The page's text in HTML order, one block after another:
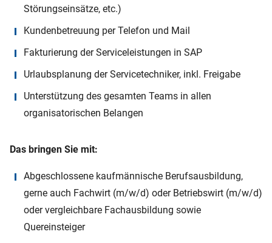
Störungseinsätze, etc.)
Kundenbetreuung per Telefon und Mail
Fakturierung der Serviceleistungen in SAP
Urlaubsplanung der Servicetechniker, inkl. Freigabe
Unterstützung des gesamten Teams in allen
organisatorischen Belangen
Das bringen Sie mit:
Abgeschlossene kaufmännische Berufsausbildung,
gerne auch Fachwirt (m/w/d) oder Betriebswirt (m/w/d)
oder vergleichbare Fachausbildung sowie
Quereinsteiger